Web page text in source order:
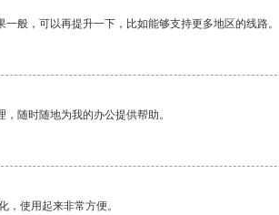
般，可以再提升一下，比如能够支持更多地区的线路。
随时随地为我的办公提供帮助。
，使用起来非常方便。